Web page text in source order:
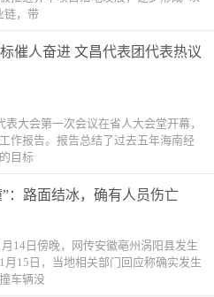
链，带
催人奋进 文昌代表团代表热议
大会第一次会议在省人大会堂开幕，
作报告。报告总结了过去五年海南经
目标
：路面结冰，确有人员伤亡
14日傍晚，网传安徽亳州涡阳县发生
15日，当地相关部门回应称确实发生
车辆没